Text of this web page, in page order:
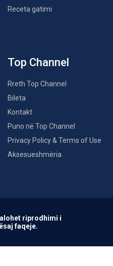
Receta gatimi
Top Channel
Rreth Top Channel
Bileta
Kontakt
Puno në Top Channel
Privacy Policy & Terms of Use
Aksesueshmëria
riprodhimi i
faqeje.